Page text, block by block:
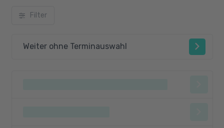
Filter
Weiter ohne Terminauswahl